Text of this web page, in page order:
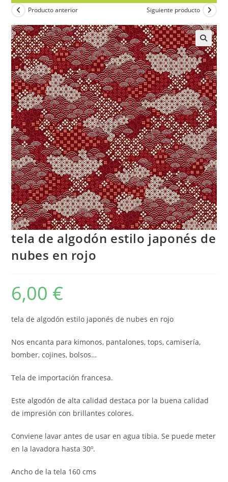
Producto anterior Siguiente producto
🔍
tela de algodón estilo japonés de
nubes en rojo
6,00 €
tela de algodón estilo japonés de nubes en rojo
Nos encanta para kimonos, pantalones, tops, camisería,
bomber, cojines, bolsos…
Tela de importación francesa.
Este algodón de alta calidad destaca por la buena calidad
de impresión con brillantes colores.
Conviene lavar antes de usar en agua tibia. Se puede meter
en la lavadora hasta 30º.
Ancho de la tela 160 cms